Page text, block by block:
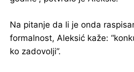
Na pitanje da li je onda
formalnost, Aleksić kaže:
ko zadovolji”.